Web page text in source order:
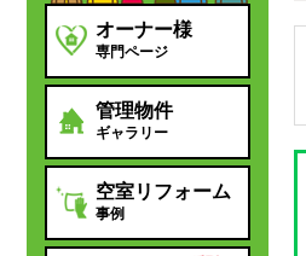
オーナー様
専門ページ
管理物件
ギャラリー
空室リフォーム
事例